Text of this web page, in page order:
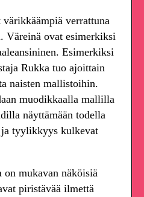
verrattuna
Väreinä ovat esimerkiksi
Esimerkiksi
Rukka tuo ajoittain
naisten mallistoihin.
muodikkaalla mallilla
näyttämään todella
tyylikkyys kulkevat
on mukavan näköisiä
piristävää ilmettä